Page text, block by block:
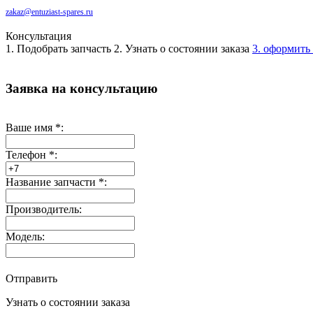
zakaz@entuziast-spares.ru
Консультация
1. Подобрать запчасть 2. Узнать о состоянии заказа 3. оформить
Заявка на консультацию
Ваше имя *:
Телефон *:
Название запчасти *:
Производитель:
Модель:
Отправить
Узнать о состоянии заказа